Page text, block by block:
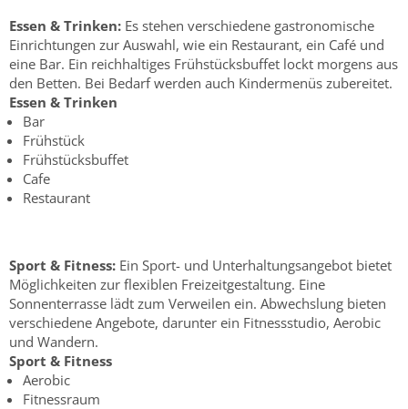
Essen & Trinken: Es stehen verschiedene gastronomische
Einrichtungen zur Auswahl, wie ein Restaurant, ein Café und
eine Bar. Ein reichhaltiges Frühstücksbuffet lockt morgens aus
den Betten. Bei Bedarf werden auch Kindermenüs zubereitet.
Essen & Trinken
Bar
Frühstück
Frühstücksbuffet
Cafe
Restaurant
Sport & Fitness: Ein Sport- und Unterhaltungsangebot bietet
Möglichkeiten zur flexiblen Freizeitgestaltung. Eine
Sonnenterrasse lädt zum Verweilen ein. Abwechslung bieten
verschiedene Angebote, darunter ein Fitnessstudio, Aerobic
und Wandern.
Sport & Fitness
Aerobic
Fitnessraum